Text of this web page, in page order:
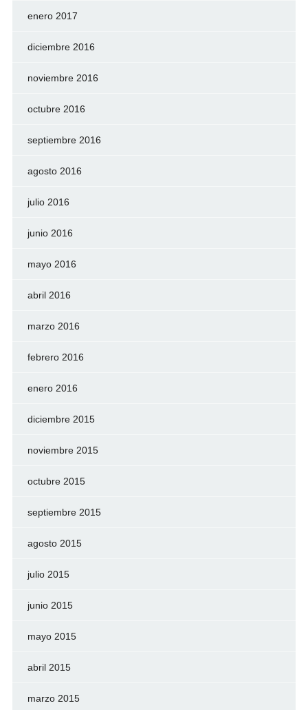
enero 2017
diciembre 2016
noviembre 2016
octubre 2016
septiembre 2016
agosto 2016
julio 2016
junio 2016
mayo 2016
abril 2016
marzo 2016
febrero 2016
enero 2016
diciembre 2015
noviembre 2015
octubre 2015
septiembre 2015
agosto 2015
julio 2015
junio 2015
mayo 2015
abril 2015
marzo 2015